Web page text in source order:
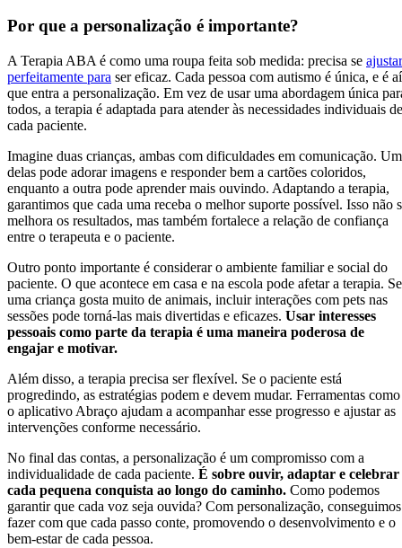
Por que a personalização é importante?
A Terapia ABA é como uma roupa feita sob medida: precisa se ajustar
perfeitamente para ser eficaz. Cada pessoa com autismo é única, e é aí
que entra a personalização. Em vez de usar uma abordagem única
todos, a terapia é adaptada para atender às necessidades individuais de
cada paciente.
Imagine duas crianças, ambas com dificuldades em comunicação.
delas pode adorar imagens e responder bem a cartões coloridos,
enquanto a outra pode aprender mais ouvindo. Adaptando a terapia,
garantimos que cada uma receba o melhor suporte possível. Isso não
melhora os resultados, mas também fortalece a relação de confiança
entre o terapeuta e o paciente.
Outro ponto importante é considerar o ambiente familiar e social do
paciente. O que acontece em casa e na escola pode afetar a terapia. Se
uma criança gosta muito de animais, incluir interações com pets nas
sessões pode torná-las mais divertidas e eficazes. Usar interesses
pessoais como parte da terapia é uma maneira poderosa de
engajar e motivar.
Além disso, a terapia precisa ser flexível. Se o paciente está
progredindo, as estratégias podem e devem mudar. Ferramentas como
o aplicativo Abraço ajudam a acompanhar esse progresso e ajustar as
intervenções conforme necessário.
No final das contas, a personalização é um compromisso com a
individualidade de cada paciente. É sobre ouvir, adaptar e celebrar
cada pequena conquista ao longo do caminho. Como podemos
garantir que cada voz seja ouvida? Com personalização, conseguimos
fazer com que cada passo conte, promovendo o desenvolvimento e o
bem-estar de cada pessoa.